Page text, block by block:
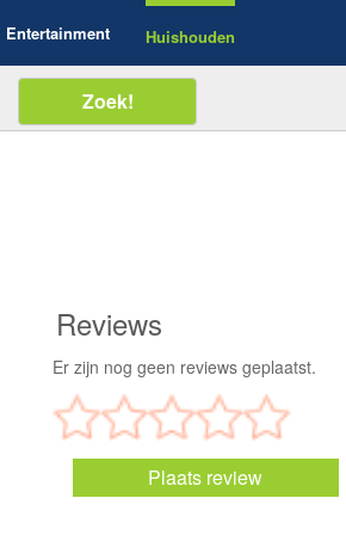
Entertainment Huishouden
Reviews
Er zijn nog geen reviews geplaatst.
Plaats review